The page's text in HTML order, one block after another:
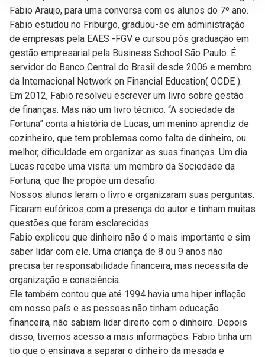
Fabio Araujo, para uma conversa com os alunos do 7º ano.
Fabio estudou no Friburgo, graduou-se em administração
de empresas pela EAES -FGV e cursou pós graduação em
gestão empresarial pela Business School São Paulo. É
servidor do Banco Central do Brasil desde 2006 e membro
da Internacional Network on Financial Education( OCDE ).
Em 2012, Fabio resolveu escrever um livro sobre gestão
de finanças. Mas não um livro técnico. “A sociedade da
Fortuna” conta a história de Lucas, um menino aprendiz de
cozinheiro, que tem problemas como falta de dinheiro, ou
melhor, dificuldade em organizar as suas finanças. Um dia
Lucas recebe uma visita: um membro da Sociedade da
Fortuna, que lhe propõe um desafio.
Nossos alunos leram o livro e organizaram suas perguntas.
Ficaram eufóricos com a presença do autor e tinham muitas
questões que foram esclarecidas.
Fabio explicou que dinheiro não é o mais importante e sim
saber lidar com ele. Uma criança de 8 ou 9 anos não
precisa ter responsabilidade financeira, mas necessita de
organização e consciência.
Ele também contou que até 1994 havia uma hiper inflação
em nosso país e as pessoas não tinham educação
financeira, não sabiam lidar direito com o dinheiro. Depois
disso, tivemos acesso a mais informações. Fabio tinha um
tio que o ensinava a separar o dinheiro da mesada e